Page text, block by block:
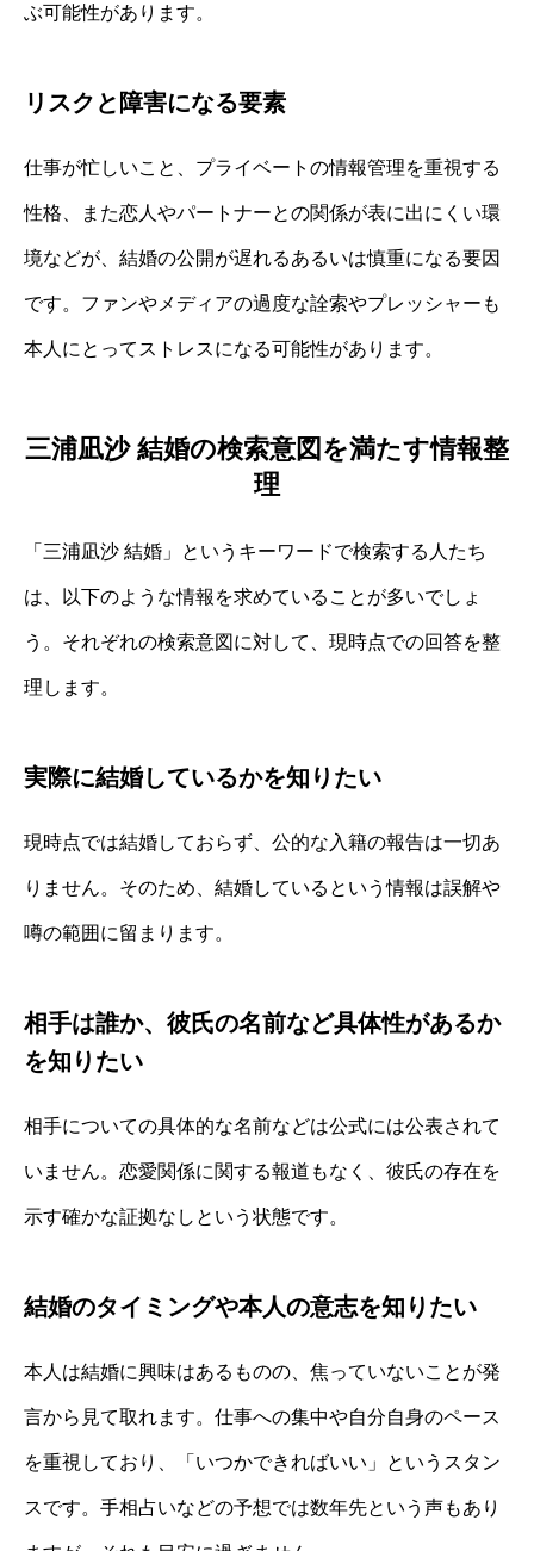
ぶ可能性があります。
リスクと障害になる要素
仕事が忙しいこと、プライベートの情報管理を重視する
性格、また恋人やパートナーとの関係が表に出にくい環
境などが、結婚の公開が遅れるあるいは慎重になる要因
です。ファンやメディアの過度な詮索やプレッシャーも
本人にとってストレスになる可能性があります。
三浦凪沙 結婚の検索意図を満たす情報整
理
「三浦凪沙 結婚」というキーワードで検索する人たち
は、以下のような情報を求めていることが多いでしょ
う。それぞれの検索意図に対して、現時点での回答を整
理します。
実際に結婚しているかを知りたい
現時点では結婚しておらず、公的な入籍の報告は一切あ
りません。そのため、結婚しているという情報は誤解や
噂の範囲に留まります。
相手は誰か、彼氏の名前など具体性があるか
を知りたい
相手についての具体的な名前などは公式には公表されて
いません。恋愛関係に関する報道もなく、彼氏の存在を
示す確かな証拠なしという状態です。
結婚のタイミングや本人の意志を知りたい
本人は結婚に興味はあるものの、焦っていないことが発
言から見て取れます。仕事への集中や自分自身のペース
を重視しており、「いつかできればいい」というスタン
スです。手相占いなどの予想では数年先という声もあり